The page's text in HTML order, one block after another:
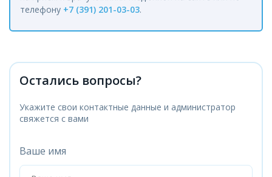
телефону +7 (391) 201-03-03.
Остались вопросы?
Укажите свои контактные данные и администратор
свяжется с вами
Ваше имя